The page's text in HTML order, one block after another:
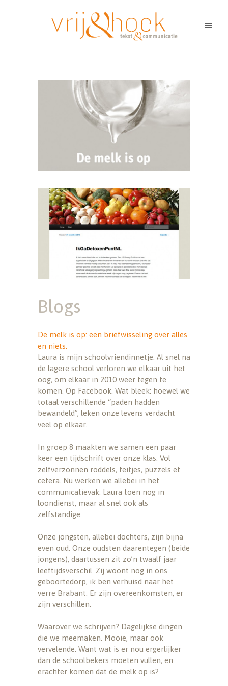
Blogs
De melk is op: een briefwisseling over alles
en niets.
Laura is mijn schoolvriendinnetje. Al snel na
de lagere school verloren we elkaar uit het
oog, om elkaar in 2010 weer tegen te
komen. Op Facebook. Wat bleek: hoewel we
totaal verschillende “paden hadden
bewandeld”, leken onze levens verdacht
veel op elkaar.
In groep 8 maakten we samen een paar
keer een tijdschrift over onze klas. Vol
zelfverzonnen roddels, feitjes, puzzels et
cetera. Nu werken we allebei in het
communicatievak. Laura toen nog in
loondienst, maar al snel ook als
zelfstandige.
Onze jongsten, allebei dochters, zijn bijna
even oud. Onze oudsten daarentegen (beide
jongens), daartussen zit zo’n twaalf jaar
leeftijdsverschil. Zij woont nog in ons
geboortedorp, ik ben verhuisd naar het
verre Brabant. Er zijn overeenkomsten, er
zijn verschillen.
Waarover we schrijven? Dagelijkse dingen
die we meemaken. Mooie, maar ook
vervelende. Want wat is er nou ergerlijker
dan de schoolbekers moeten vullen, en
erachter komen dat de melk op is?